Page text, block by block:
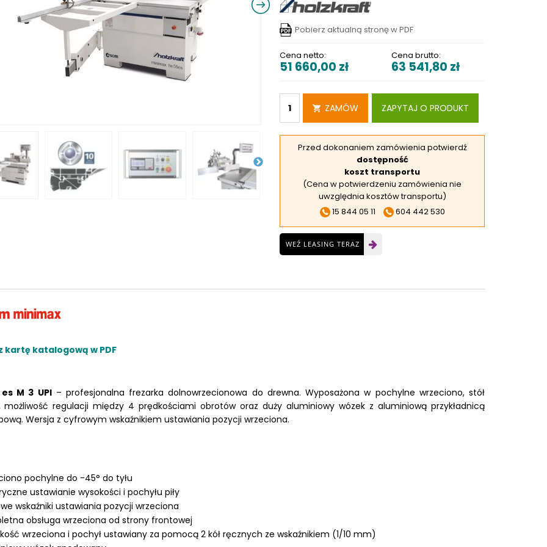
I URZĄDZENIA
WARSZTATOWE UNICRAFT
UNICRAFT
ZABEZPIECZAJĄCE UNICRAFT
UNICRAFT
UNICRAFT
UNICRAFT
STOŁY SZLIFIERSKIE
SZLIFIERKI DO ELEKTROD
WYPOSAŻENIE DODATKOWE
Pobierz aktualną stronę w PDF
Cena netto:
51 660,00 zł
Cena brutto:
63 541,80 zł
ZAMÓW ZAPYTAJ O PRODUKT
Przed dokonaniem zamówienia potwierdź
dostępność
koszt transportu
(Cena w potwierdzeniu zamówienia nie
uwzględnia kosztów transportu)
15 844 05 11
604 442 530
WEŹ LEASING TERAZ
kartę katalogową w PDF
M 3 UPl– profesjonalna frezarka dolnowrzecionowa do drewna. Wyposażona w pochylne wrzeciono, stół
możliwość regulacji między 4 prędkościami obrotów oraz dużyaluminiowy wózek z aluminiowąprzykładnicą
Wersja z cyfrowym wskaźnikiem ustawiania pozycji wrzeciona.
pochylne do -45° do tyłu
ustawianie wysokości i pochyłu piły
wskaźniki ustawiania pozycji wrzeciona
obsługa wrzeciona od strony frontowej
wrzeciona i pochył ustawiany za pomocą 2 kół ręcznych ze wskaźnikiem (1/10 mm)